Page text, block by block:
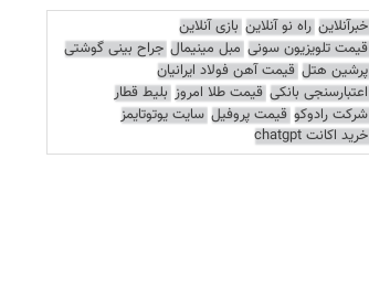
خبرآنلاین راه نو آنلاین بازی آنلاین
قیمت تلویزیون سونی مبل مینیمال جراح بینی گوشتی
پرشین هتل قیمت آهن فولاد ایرانیان
اعتبارسنجی بانکی قیمت طلا امروز بلیط قطار
شرکت رادوکو قیمت پروفیل سایت یوتوتایمز
خرید اکانت chatgpt